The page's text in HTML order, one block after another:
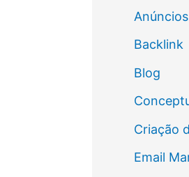
Anúncios
Backlink
Blog
Criação
Email